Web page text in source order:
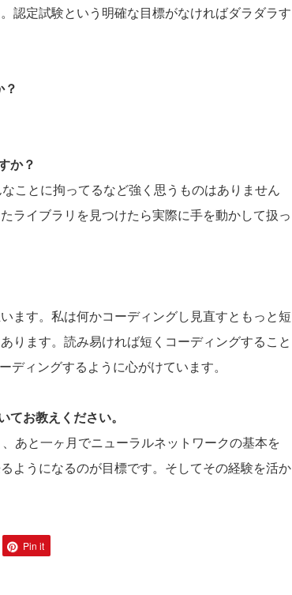
認定試験という明確な目標がなければダラダラす
か？
ことに拘ってるなど強く思うものはありません
ライブラリを見つけたら実際に手を動かして扱っ
ます。私は何かコーディングし見直すともっと短
ります。読み易ければ短くコーディングすること
ィングするように心がけています。
お教えください。
あと一ヶ月でニューラルネットワークの基本を
ようになるのが目標です。そしてその経験を活か
Pin it